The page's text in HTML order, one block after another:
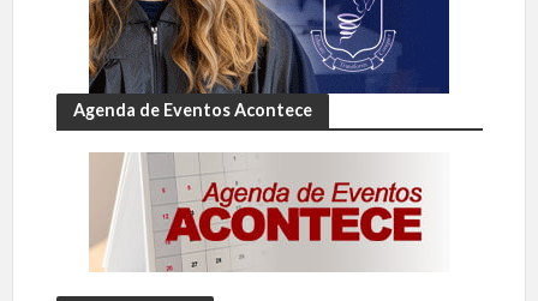
Agenda de Eventos Acontece